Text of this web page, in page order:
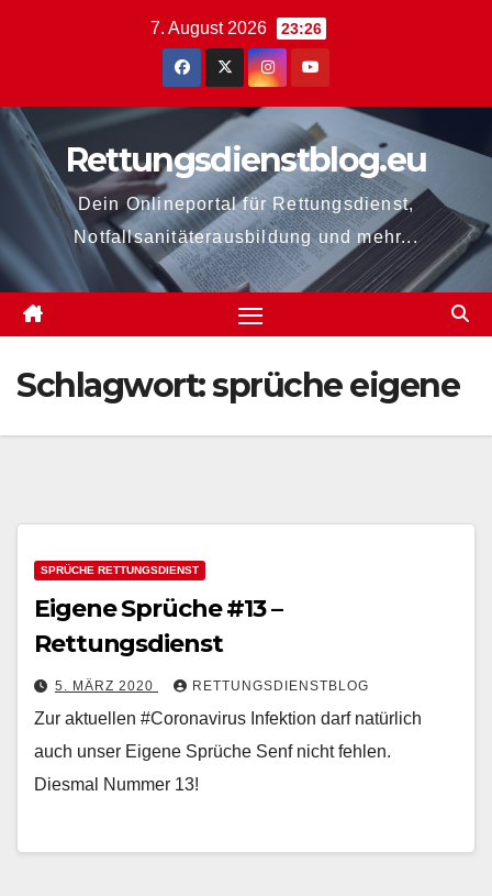
7. August 2026 23:26
Rettungsdienstblog.eu
Dein Onlineportal für Rettungsdienst,
Notfallsanitäterausbildung und mehr...
Schlagwort:sprüche eigene
SPRÜCHE RETTUNGSDIENST
Eigene Sprüche #13 –
Rettungsdienst
5. MÄRZ 2020 RETTUNGSDIENSTBLOG
Zur aktuellen #Coronavirus Infektion darf natürlich
auch unser Eigene Sprüche Senf nicht fehlen.
Diesmal Nummer 13!